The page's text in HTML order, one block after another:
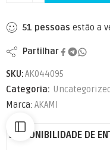
51 pessoas estão a
Partilhar
SKU:AK044095
Categoria: Uncategorized
Marca: AKAMI
DISPONIBILIDADE DE